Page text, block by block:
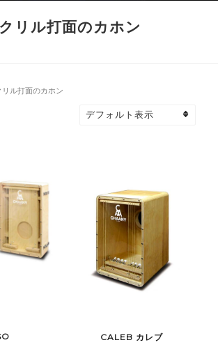
リル打面のカホン
リル打面のカホン
CALEB カレブ